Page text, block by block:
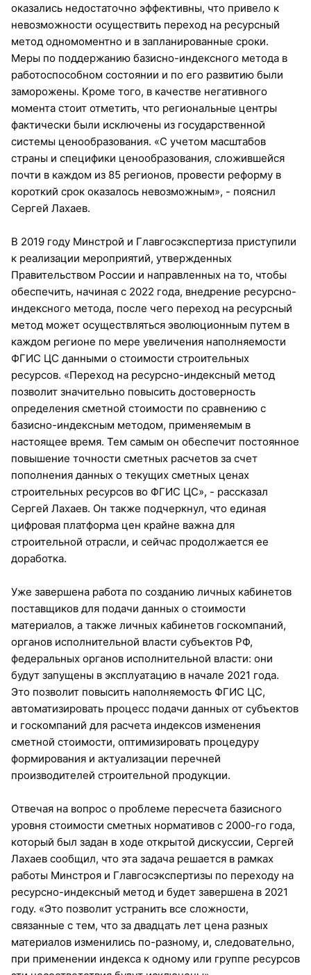
оказались недостаточно эффективны, что привело к
невозможности осуществить переход на ресурсный
метод одномоментно и в запланированные сроки.
Меры по поддержанию базисно-индексного метода в
работоспособном состоянии и по его развитию были
заморожены. Кроме того, в качестве негативного
момента стоит отметить, что региональные центры
фактически были исключены из государственной
системы ценообразования. «С учетом масштабов
страны и специфики ценообразования, сложившейся
почти в каждом из 85 регионов, провести реформу в
короткий срок оказалось невозможным», - пояснил
Сергей Лахаев.
В 2019 году Минстрой и Главгосэкспертиза приступили
к реализации мероприятий, утвержденных
Правительством России и направленных на то, чтобы
обеспечить, начиная с 2022 года, внедрение ресурсно-
индексного метода, после чего переход на ресурсный
метод может осуществляться эволюционным путем в
каждом регионе по мере увеличения наполняемости
ФГИС ЦС данными о стоимости строительных
ресурсов. «Переход на ресурсно-индексный метод
позволит значительно повысить достоверность
определения сметной стоимости по сравнению с
базисно-индексным методом, применяемым в
настоящее время. Тем самым он обеспечит постоянное
повышение точности сметных расчетов за счет
пополнения данных о текущих сметных ценах
строительных ресурсов во ФГИС ЦС», - рассказал
Сергей Лахаев. Он также подчеркнул, что единая
цифровая платформа цен крайне важна для
строительной отрасли, и сейчас продолжается ее
доработка.
Уже завершена работа по созданию личных кабинетов
поставщиков для подачи данных о стоимости
материалов, а также личных кабинетов госкомпаний,
органов исполнительной власти субъектов РФ,
федеральных органов исполнительной власти: они
будут запущены в эксплуатацию в начале 2021 года.
Это позволит повысить наполняемость ФГИС ЦС,
автоматизировать процесс подачи данных от субъектов
и госкомпаний для расчета индексов изменения
сметной стоимости, оптимизировать процедуру
формирования и актуализации перечней
производителей строительной продукции.
Отвечая на вопрос о проблеме пересчета базисного
уровня стоимости сметных нормативов с 2000-го года,
который был задан в ходе открытой дискуссии, Сергей
Лахаев сообщил, что эта задача решается в рамках
работы Минстроя и Главгосэкспертизы по переходу на
ресурсно-индексный метод и будет завершена в 2021
году. «Это позволит устранить все сложности,
связанные с тем, что за двадцать лет цена разных
материалов изменились по-разному, и, следовательно,
при применении индекса к одному или группе ресурсов